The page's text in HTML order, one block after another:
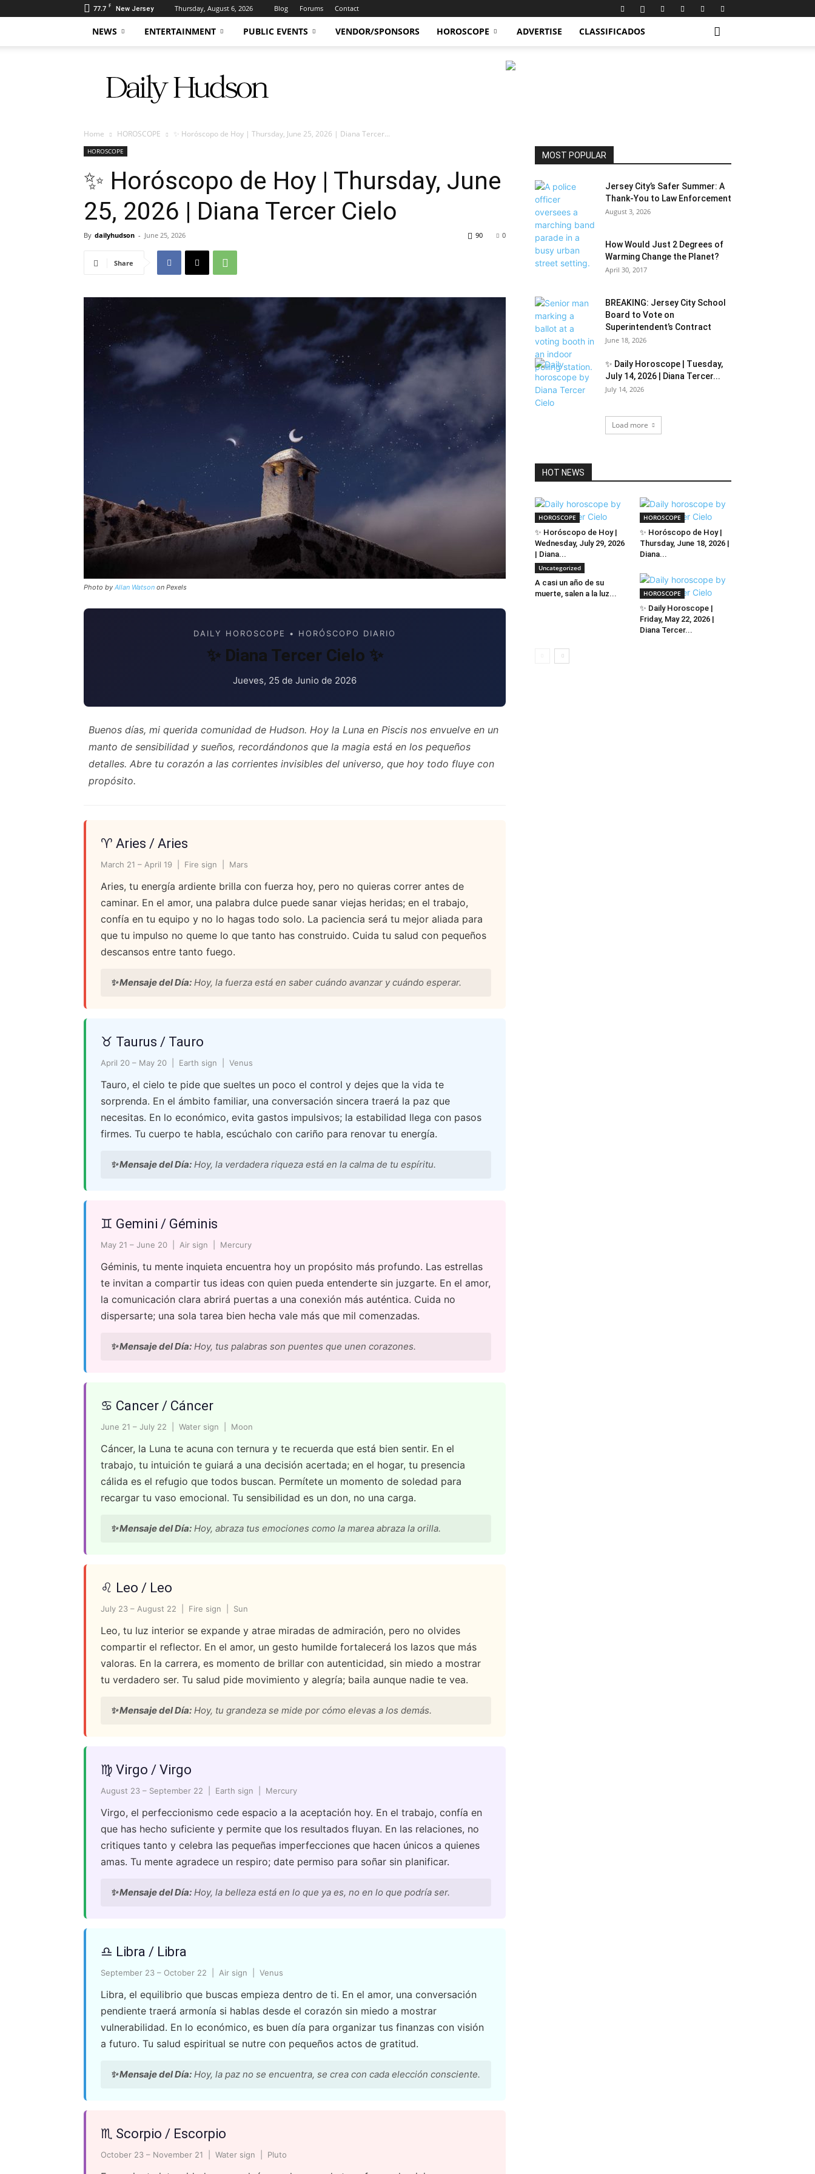
77.7 F New Jersey Thursday, August 6, 2026 Blog Forums Contact
NEWS ENTERTAINMENT PUBLIC EVENTS VENDOR/SPONSORS HOROSCOPE ADVERTISE CLASSIFICADOS
Hudson
Home HOROSCOPE ✨ Horóscopo de Hoy | Thursday, June 25, 2026 | Diana Tercer...
HOROSCOPE
✨ Horóscopo de Hoy | Thursday, June
25, 2026 | Diana Tercer Cielo
By dailyhudson - June 25, 2026 0
90
Share
Photo by Allan Watson on Pexels
DAILY HOROSCOPE • HORÓSCOPO DIARIO
✨ Diana Tercer Cielo ✨
Jueves, 25 de Junio de 2026
Buenos días, mi querida comunidad de Hudson. Hoy la Luna en Piscis nos envuelve en un
manto de sensibilidad y sueños, recordándonos que la magia está en los pequeños
detalles. Abre tu corazón a las corrientes invisibles del universo, que hoy todo fluye con
propósito.
♈ Aries / Aries
March 21 – April 19 | Fire sign | Mars
Aries, tu energía ardiente brilla con fuerza hoy, pero no quieras correr antes de
caminar. En el amor, una palabra dulce puede sanar viejas heridas; en el trabajo,
confía en tu equipo y no lo hagas todo solo. La paciencia será tu mejor aliada para
que tu impulso no queme lo que tanto has construido. Cuida tu salud con pequeños
descansos entre tanto fuego.
✨ Mensaje del Día: Hoy, la fuerza está en saber cuándo avanzar y cuándo esperar.
♉ Taurus / Tauro
April 20 – May 20 | Earth sign | Venus
Tauro, el cielo te pide que sueltes un poco el control y dejes que la vida te
sorprenda. En el ámbito familiar, una conversación sincera traerá la paz que
necesitas. En lo económico, evita gastos impulsivos; la estabilidad llega con pasos
firmes. Tu cuerpo te habla, escúchalo con cariño para renovar tu energía.
✨ Mensaje del Día: Hoy, la verdadera riqueza está en la calma de tu espíritu.
♊ Gemini / Géminis
May 21 – June 20 | Air sign | Mercury
Géminis, tu mente inquieta encuentra hoy un propósito más profundo. Las estrellas
te invitan a compartir tus ideas con quien pueda entenderte sin juzgarte. En el amor,
la comunicación clara abrirá puertas a una conexión más auténtica. Cuida no
dispersarte; una sola tarea bien hecha vale más que mil comenzadas.
✨ Mensaje del Día: Hoy, tus palabras son puentes que unen corazones.
♋ Cancer / Cáncer
June 21 – July 22 | Water sign | Moon
Cáncer, la Luna te acuna con ternura y te recuerda que está bien sentir. En el
trabajo, tu intuición te guiará a una decisión acertada; en el hogar, tu presencia
cálida es el refugio que todos buscan. Permítete un momento de soledad para
recargar tu vaso emocional. Tu sensibilidad es un don, no una carga.
✨ Mensaje del Día: Hoy, abraza tus emociones como la marea abraza la orilla.
♌ Leo / Leo
July 23 – August 22 | Fire sign | Sun
Leo, tu luz interior se expande y atrae miradas de admiración, pero no olvides
compartir el reflector. En el amor, un gesto humilde fortalecerá los lazos que más
valoras. En la carrera, es momento de brillar con autenticidad, sin miedo a mostrar
tu verdadero ser. Tu salud pide movimiento y alegría; baila aunque nadie te vea.
✨ Mensaje del Día: Hoy, tu grandeza se mide por cómo elevas a los demás.
♍ Virgo / Virgo
August 23 – September 22 | Earth sign | Mercury
Virgo, el perfeccionismo cede espacio a la aceptación hoy. En el trabajo, confía en
que has hecho suficiente y permite que los resultados fluyan. En las relaciones, no
critiques tanto y celebra las pequeñas imperfecciones que hacen únicos a quienes
amas. Tu mente agradece un respiro; date permiso para soñar sin planificar.
✨ Mensaje del Día: Hoy, la belleza está en lo que ya es, no en lo que podría ser.
♎ Libra / Libra
September 23 – October 22 | Air sign | Venus
Libra, el equilibrio que buscas empieza dentro de ti. En el amor, una conversación
pendiente traerá armonía si hablas desde el corazón sin miedo a mostrar
vulnerabilidad. En lo económico, es buen día para organizar tus finanzas con visión
a futuro. Tu salud espiritual se nutre con pequeños actos de gratitud.
✨ Mensaje del Día: Hoy, la paz no se encuentra, se crea con cada elección consciente.
♏ Scorpio / Escorpio
October 23 – November 21 | Water sign | Pluto
MOST POPULAR
Jersey City’s Safer Summer: A
Thank-You to Law Enforcement
August 3, 2026
How Would Just 2 Degrees of
Warming Change the Planet?
April 30, 2017
BREAKING: Jersey City School
Board to Vote on
Superintendent’s Contract
June 18, 2026
✨ Daily Horoscope | Tuesday,
July 14, 2026 | Diana Tercer...
July 14, 2026
Load more
HOT NEWS
HOROSCOPE
✨ Horóscopo de Hoy |
Wednesday, July 29, 2026
| Diana...
HOROSCOPE
✨ Horóscopo de Hoy |
Thursday, June 18, 2026 |
Diana...
Uncategorized
A casi un año de su
muerte, salen a la luz...
HOROSCOPE
✨ Daily Horoscope |
Friday, May 22, 2026 |
Diana Tercer...